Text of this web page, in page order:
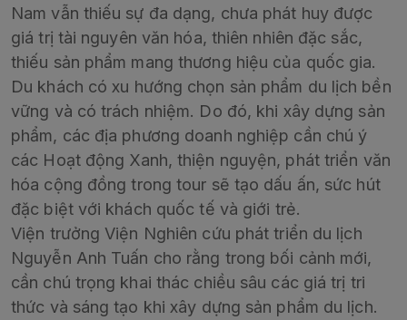
Nam vẫn thiếu sự đa dạng, chưa phát huy được
giá trị tài nguyên văn hóa, thiên nhiên đặc sắc,
thiếu sản phẩm mang thương hiệu của quốc gia.
Du khách có xu hướng chọn sản phẩm du lịch bền
vững và có trách nhiệm. Do đó, khi xây dựng sản
phẩm, các địa phương doanh nghiệp cần chú ý
các Hoạt động Xanh, thiện nguyện, phát triển văn
hóa cộng đồng trong tour sẽ tạo dấu ấn, sức hút
đặc biệt với khách quốc tế và giới trẻ.
Viện trưởng Viện Nghiên cứu phát triển du lịch
Nguyễn Anh Tuấn cho rằng trong bối cảnh mới,
cần chú trọng khai thác chiều sâu các giá trị tri
thức và sáng tạo khi xây dựng sản phẩm du lịch.